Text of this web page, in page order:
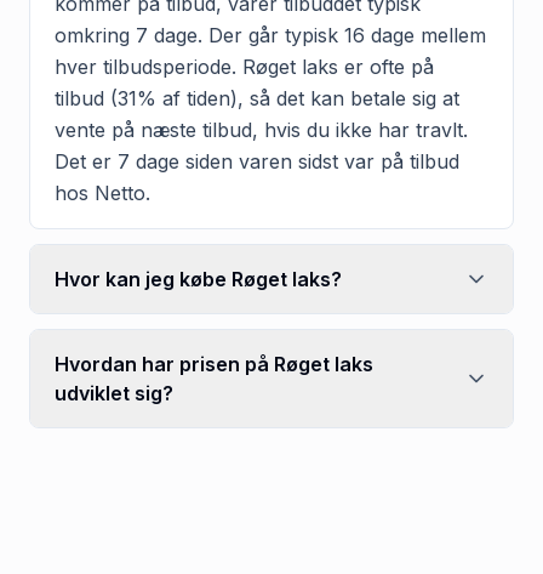
omkring 7 dage. Der går typisk 16 dage mellem
hver tilbudsperiode. Røget laks er ofte på
tilbud (31% af tiden), så det kan betale sig at
vente på næste tilbud, hvis du ikke har travlt.
Det er 7 dage siden varen sidst var på tilbud
hos Netto.
Hvor kan jeg købe Røget laks?
Hvordan har prisen på Røget laks
udviklet sig?